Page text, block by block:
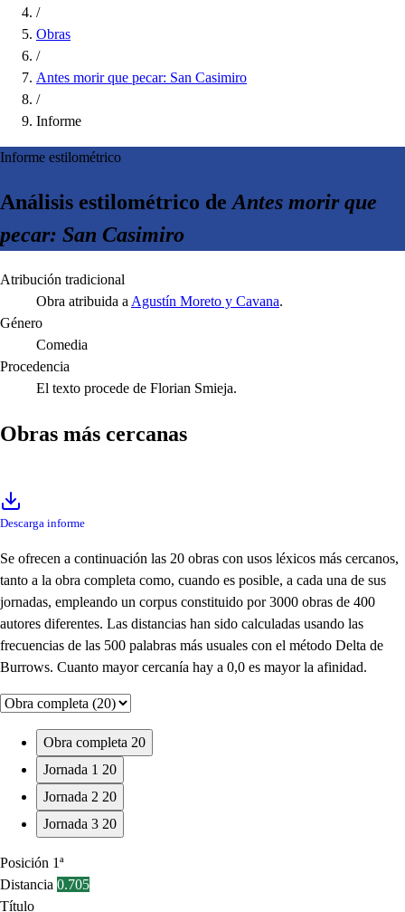
/
Obras
/
Antes morir que pecar: San Casimiro
/
Informe
Informe estilométrico
Análisis estilométrico deAntes morir que
pecar: San Casimiro
Atribución tradicional
Obra atribuida a Agustín Moreto y Cavana.
Género
Comedia
Procedencia
El texto procede de Florian Smieja.
Obras más cercanas
Descarga informe
Se ofrecen a continuación las 20 obras con usos léxicos más cercanos,
tanto a la obra completa como, cuando es posible, a cada una de sus
jornadas, empleando un corpus constituido por 3000 obras de 400
autores diferentes. Las distancias han sido calculadas usando las
frecuencias de las 500 palabras más usuales con el método Delta de
Burrows. Cuanto mayor cercanía hay a 0,0 es mayor la afinidad.
Obra completa 20
Jornada 1 20
Jornada 2 20
Jornada 3 20
Posición 1ª
Distancia 0.705
Título